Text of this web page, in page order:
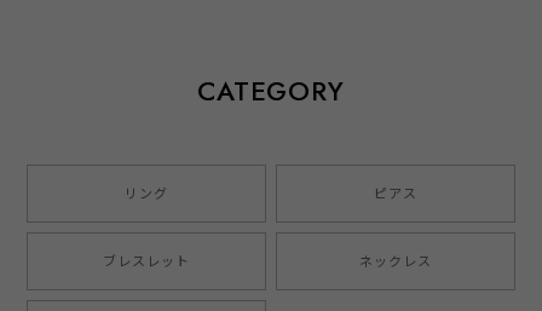
CATEGORY
リング ピアス
ブレスレット ネックレス